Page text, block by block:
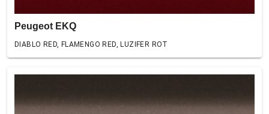
Peugeot EKQ
DIABLO RED, FLAMENGO RED, LUZIFER ROT